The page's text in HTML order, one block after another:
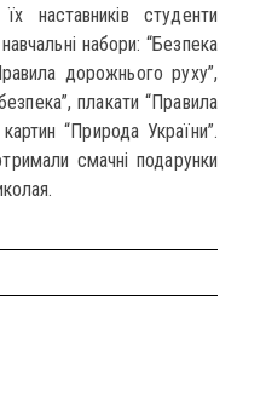
наставників студенти
набори: “Безпека
дорожнього руху”,
плакати “Правила
“Природа України”.
смачні подарунки